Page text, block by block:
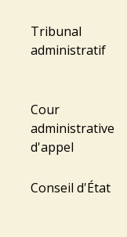
Tribunal
administratif
Cour
administrative
d'appel
Conseil d'État